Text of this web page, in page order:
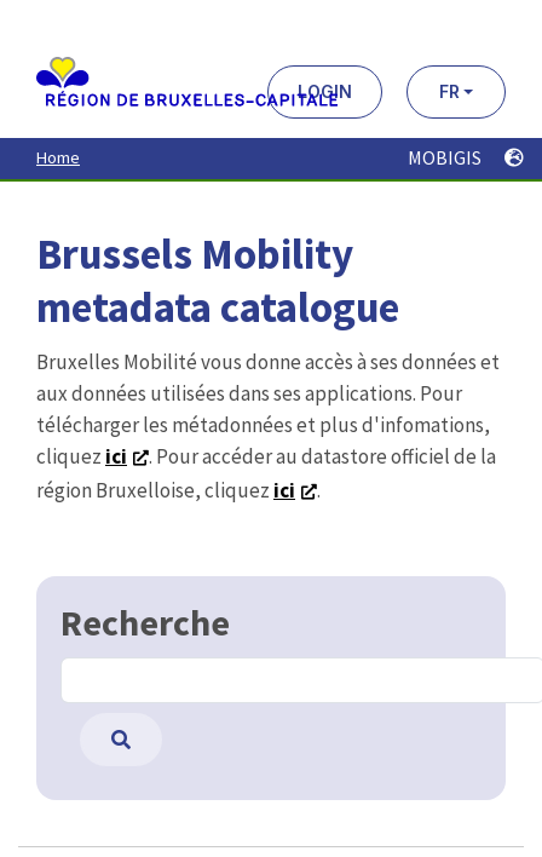
contenu
principal
LOGIN FR
Home MOBIGIS
Brussels Mobility
metadata catalogue
Bruxelles Mobilité vous donne accès à ses données et
aux données utilisées dans ses applications. Pour
télécharger les métadonnées et plus d'infomations,
cliquez ici
. Pour accéder au datastore officiel de la
région Bruxelloise, cliquez ici .
Recherche